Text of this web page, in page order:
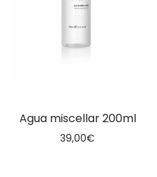
Agua miscellar 200ml
39,00€